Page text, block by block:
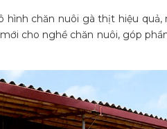
hình chăn nuôi gà thịt hiệu
cho nghề chăn nuôi, góp